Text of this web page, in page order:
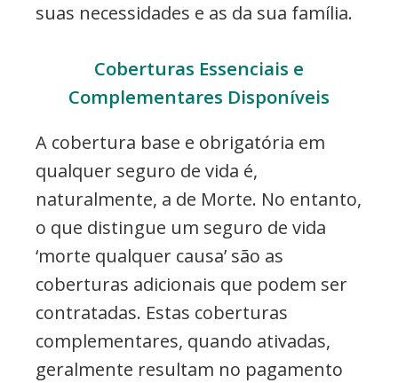
suas necessidades e as da sua família.
Coberturas Essenciais e
Complementares Disponíveis
A cobertura base e obrigatória em
qualquer seguro de vida é,
naturalmente, a de Morte. No entanto,
o que distingue um seguro de vida
‘morte qualquer causa’ são as
coberturas adicionais que podem ser
contratadas. Estas coberturas
complementares, quando ativadas,
geralmente resultam no pagamento